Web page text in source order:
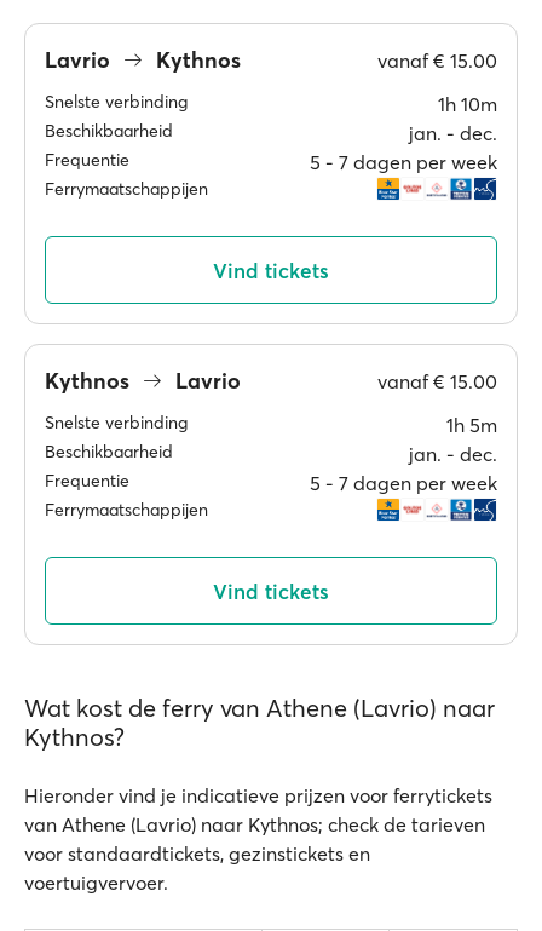
Lavrio Kythnos vanaf€ 15.00
Snelste verbinding 1h 10m
Beschikbaarheid jan. ‐ dec.
Frequentie 5 ‐ 7 dagen per week
Ferrymaatschappijen
Vind tickets
Kythnos Lavrio vanaf€ 15.00
Snelste verbinding 1h 5m
Beschikbaarheid jan. ‐ dec.
Frequentie 5 ‐ 7 dagen per week
Ferrymaatschappijen
Vind tickets
Wat kost de ferry van Athene (Lavrio) naar
Kythnos?
Hieronder vind je indicatieve prijzen voor ferrytickets
van Athene (Lavrio) naar Kythnos; check de tarieven
voor standaardtickets, gezinstickets en
voertuigvervoer.